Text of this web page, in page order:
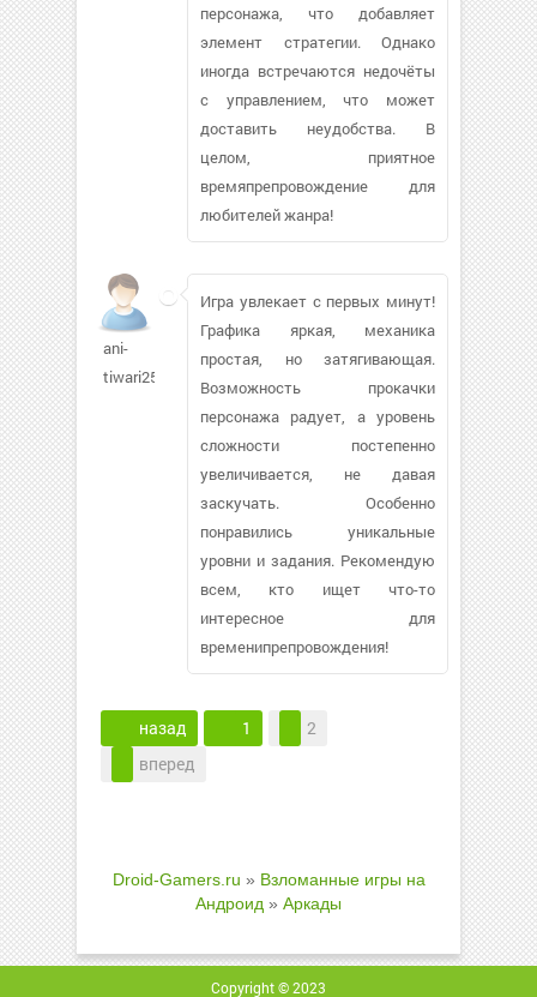
персонажа, что добавляет
элемент стратегии. Однако
иногда встречаются недочёты
с управлением, что может
доставить неудобства. В
целом, приятное
времяпрепровождение для
любителей жанра!
ani-
tiwari257
Игра увлекает с первых минут!
Графика яркая, механика
простая, но затягивающая.
Возможность прокачки
персонажа радует, а уровень
сложности постепенно
увеличивается, не давая
заскучать. Особенно
понравились уникальные
уровни и задания. Рекомендую
всем, кто ищет что-то
интересное для
временипрепровождения!
назад 1
2
вперед
Droid-Gamers.ru » Взломанные игры на
Андроид » Аркады
Copyright © 2023